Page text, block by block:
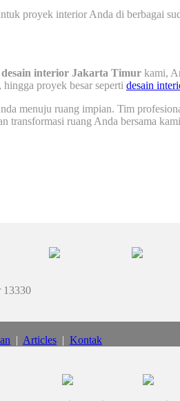
proyek interior Anda di berbagai
desain interior Jakarta Timur kami,
hingga proyek besar seperti desain
menuju ruang impian. Tim
transformasi ruang Anda bersama
13330
| Articles |Kontak